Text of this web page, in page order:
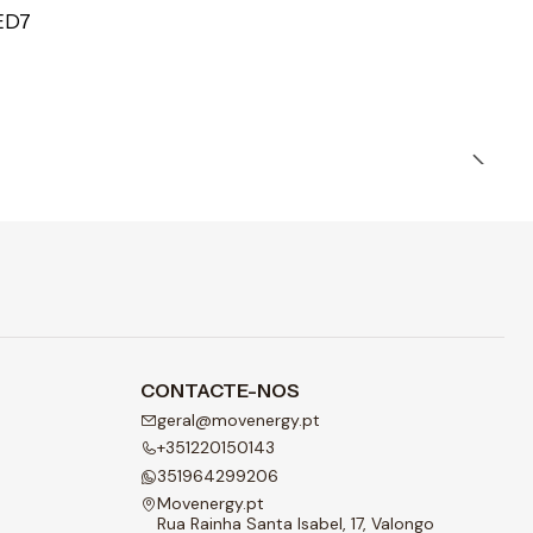
CONTACTE-NOS
geral@movenergy.pt
+351220150143
351964299206
Movenergy.pt
Rua Rainha Santa Isabel, 17, Valongo